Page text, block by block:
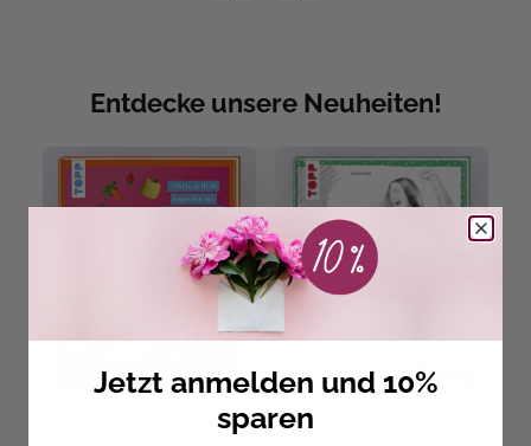
Entdecke unsere Neuheiten!
Gecko Keck
Jetzt anmelden und 10%
sparen